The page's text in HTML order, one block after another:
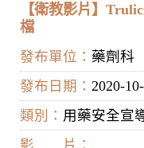
【衛教影片】
檔
發布單位： 藥劑科
發布日期： 2020-
類別： 用藥安全宣
影 片：